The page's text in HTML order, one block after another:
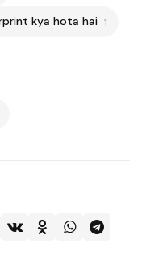
kya hota hai 1